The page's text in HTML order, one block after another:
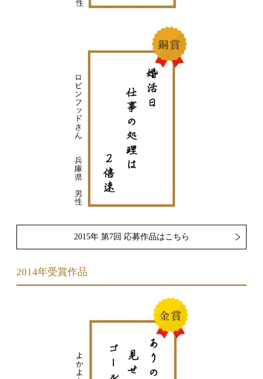
2015年 第7回 応募作品はこちら
2014年受賞作品